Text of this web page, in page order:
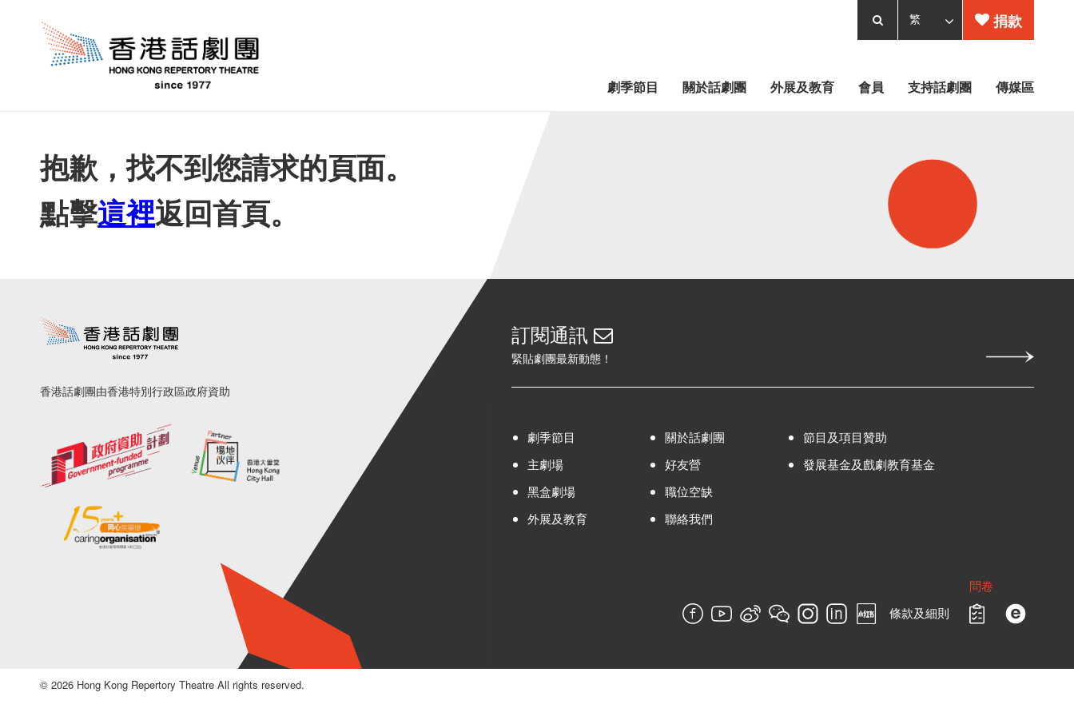
劇季節目 關於話劇團 外展及教育 會員 支持話劇團 傳媒區
捐款
抱歉，找不到您請求的頁面。
點擊這裡返回首頁。
香港話劇團由香港特別行政區政府資助
訂閱通訊
緊貼劇團最新動態！
劇季節目
主劇場
黑盒劇場
外展及教育
關於話劇團
好友營
職位空缺
聯絡我們
節目及項目贊助
發展基金及戲劇教育基金
條款及細則
問卷
© 2026 Hong Kong Repertory Theatre All rights reserved.